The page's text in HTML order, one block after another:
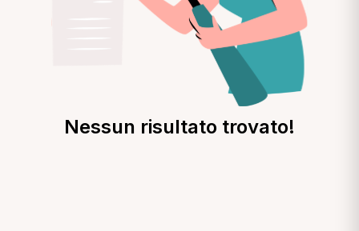
Nessun risultato trovato!